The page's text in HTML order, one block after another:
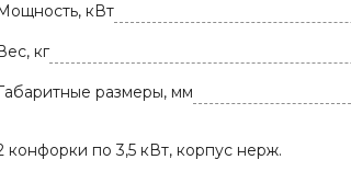
кВт
кг
размеры, мм
конфорки по 3,5 кВт, корпус нерж.